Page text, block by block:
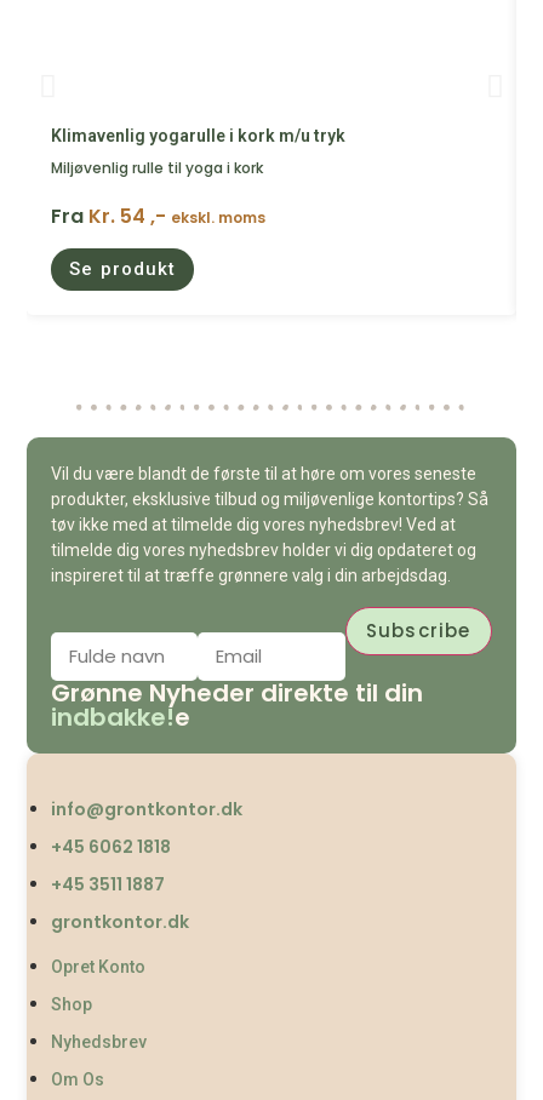
Klimavenlig yogarulle i kork m/u tryk
Miljøvenlig rulle til yoga i kork
Fra Kr. 54 ,- ekskl. moms
Se produkt
Vil du være blandt de første til at høre om vores seneste
produkter, eksklusive tilbud og miljøvenlige kontortips? Så
tøv ikke med at tilmelde dig vores nyhedsbrev! Ved at
tilmelde dig vores nyhedsbrev holder vi dig opdateret og
inspireret til at træffe grønnere valg i din arbejdsdag.
Grønne Nyheder direkte til din
indbakke!e
info@grontkontor.dk
+45 6062 1818
+45 3511 1887
grontkontor.dk
Opret Konto
Shop
Nyhedsbrev
Om Os